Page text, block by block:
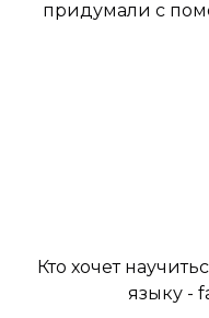
придумали с
Кто хочет
языку -